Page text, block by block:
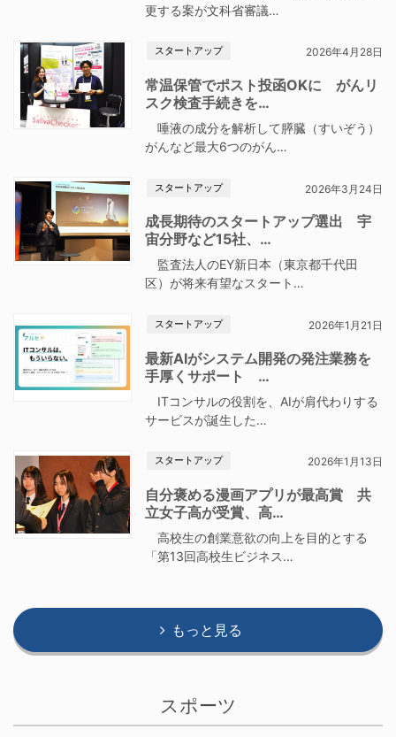
更する案が文科省審議…
スタートアップ 2026年4月28日
常温保管でポスト投函OKに がんリ
スク検査手続きを…
唾液の成分を解析して膵臓（すいぞう）
がんなど最大6つのがん…
スタートアップ 2026年3月24日
成長期待のスタートアップ選出 宇
宙分野など15社、…
監査法人のEY新日本（東京都千代田
区）が将来有望なスタート…
スタートアップ 2026年1月21日
最新AIがシステム開発の発注業務を
手厚くサポート …
ITコンサルの役割を、AIが肩代わりする
サービスが誕生した…
スタートアップ 2026年1月13日
自分褒める漫画アプリが最高賞 共
立女子高が受賞、高…
高校生の創業意欲の向上を目的とする
「第13回高校生ビジネス…
もっと見る
スポーツ